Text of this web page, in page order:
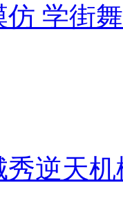
学街
逆天机